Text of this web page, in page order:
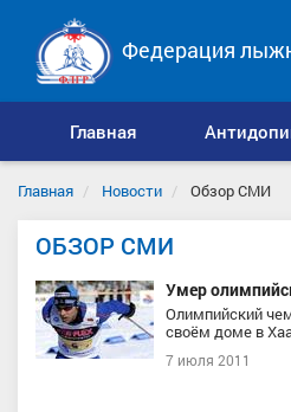
Федерация
Главная
Главная Новости Обзор СМИ
ОБЗОР СМИ
Умер
Олимпийский
своём доме в
7 июля 2011